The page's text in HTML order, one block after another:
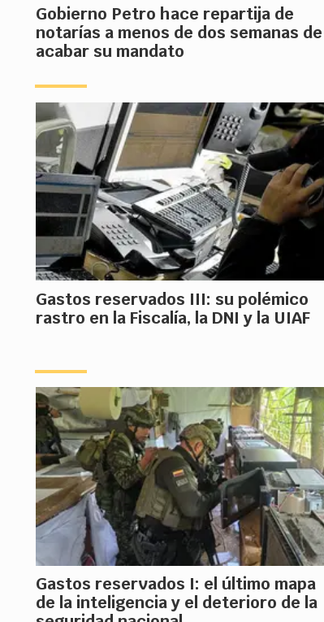
Gobierno Petro hace repartija de
notarías a menos de dos semanas de
acabar su mandato
Gastos reservados III: su polémico
rastro en la Fiscalía, la DNI y la UIAF
Gastos reservados I: el último mapa
de la inteligencia y el deterioro de la